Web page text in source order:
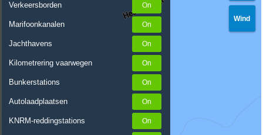
Verkeersborden
Marifoonkanalen
Jachthavens
Kilometrering vaarwegen
Bunkerstations
Autolaadplaatsen
KNRM-reddingstations
Wind